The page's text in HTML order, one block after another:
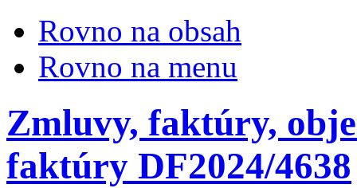
Rovno na obsah
Rovno na menu
Zmluvy, faktúry,
faktúry DF2024/4638